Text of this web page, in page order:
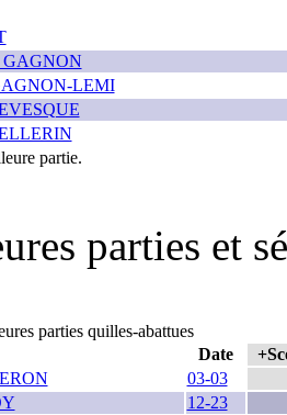
LEMI
partie.
parties et
parties quilles-abattues
Date
03-03
12-23